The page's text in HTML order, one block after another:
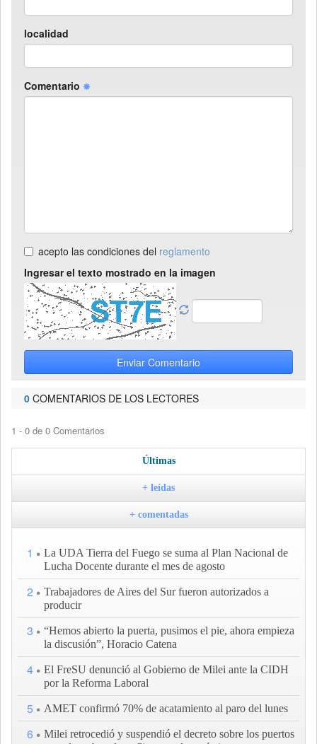
localidad
Comentario
acepto las condiciones del reglamento
Ingresar el texto mostrado en la imagen
Enviar Comentario
0 COMENTARIOS DE LOS LECTORES
1 - 0 de 0 Comentarios
Últimas
+ leídas
+ comentadas
1
La UDA Tierra del Fuego se suma al Plan Nacional de
Lucha Docente durante el mes de agosto
2
Trabajadores de Aires del Sur fueron autorizados a
producir
3
“Hemos abierto la puerta, pusimos el pie, ahora empieza
la discusión”, Horacio Catena
4
El FreSU denunció al Gobierno de Milei ante la CIDH
por la Reforma Laboral
5 AMET confirmó 70% de acatamiento al paro del lunes
6
Milei retrocedió y suspendió el decreto sobre los puertos